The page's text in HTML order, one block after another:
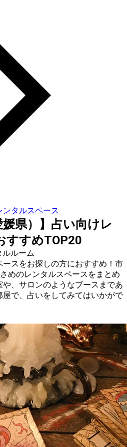
タルスペース
媛県）】占い向けレ
すすめTOP20
ルーム
スをお探しの方におすすめ！市
めのレンタルスペースをまとめ
、サロンのようなブースまであ
屋で、占いをしてみてはいかがで